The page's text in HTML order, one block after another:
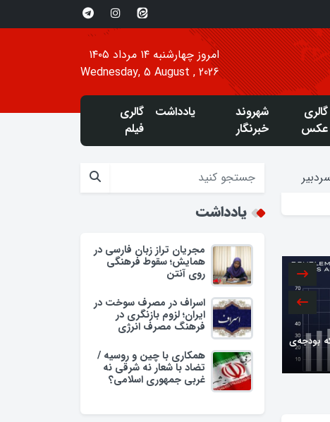
امروز چهارشنبه ۱۴ مرداد ۱۴۰۵
Wednesday, 5 August , 2026
گالری
عکس
شهروند
خبرنگار
یادداشت
گالری
فیلم
بودجه‌ی
یادداشت
مجریان تراز زبان فارسی در
همایش؛ سقوط فرهنگی
روی آنتن
اسراف در مصرف سوخت در
ایران؛ لزوم بازنگری در
فرهنگ مصرف انرژی
همکاری با چین و روسیه /
تضاد با شعار نه شرقی نه
غربی جمهوری اسلامی؟